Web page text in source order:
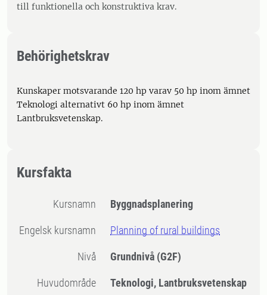
till funktionella och konstruktiva krav.
Behörighetskrav
Kunskaper motsvarande 120 hp varav 50 hp inom ämnet
Teknologi alternativt 60 hp inom ämnet
Lantbruksvetenskap.
Kursfakta
Kursnamn Byggnadsplanering
Engelsk kursnamn Planning of rural buildings
Nivå Grundnivå (G2F)
Huvudområde Teknologi, Lantbruksvetenskap